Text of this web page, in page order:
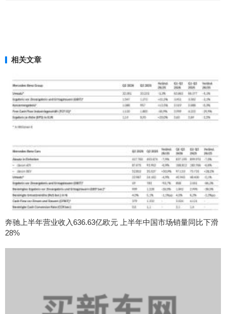
相关文章
奔驰上半年营业收入636.63亿欧元 上半年中国市场销量同比下滑
28%